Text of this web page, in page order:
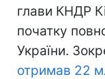
глави КНДР
початку
України.
отримав 22